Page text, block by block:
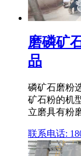
磨磷矿
品
磷矿石磨粉
矿石粉的机
立磨具有粉
联系电话: